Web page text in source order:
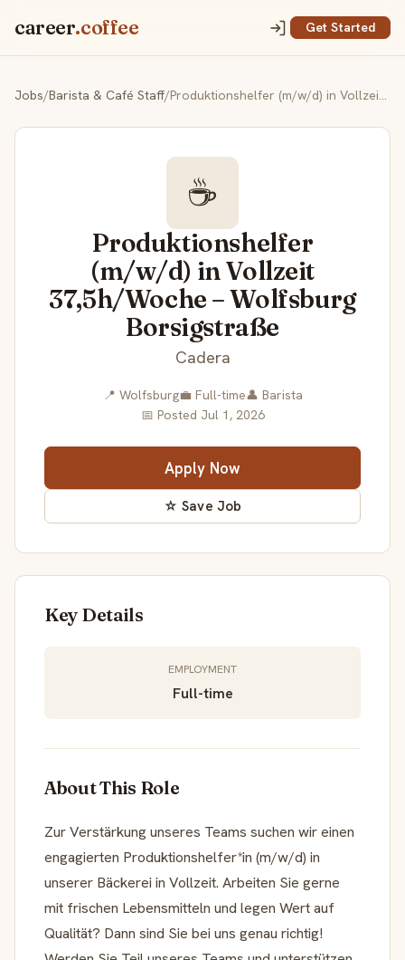
career.coffee Get Started
Jobs/Barista & Café Staff/ Produk­ti­ons­helfer (m/w/d) in Vollzeit 37,5h/Woche – Wolfsburg Borsigstraße
☕
Produk­ti­ons­helfer
(m/w/d) in Vollzeit
37,5h/Woche – Wolfsburg
Borsigstraße
Cadera
📍 Wolfsburg💼 Full-time👤 Barista
📅 Posted Jul 1, 2026
Apply Now
☆ Save Job
Key Details
EMPLOYMENT
Full-time
About This Role
Zur Verstär­kung unseres Teams suchen wir einen
engagierten Produktionshelfer*in (m/w/d) in
unserer Bäckerei in Vollzeit. Arbeiten Sie gerne
mit frischen Lebens­mit­teln und legen Wert auf
Qualität? Dann sind Sie bei uns genau richtig!